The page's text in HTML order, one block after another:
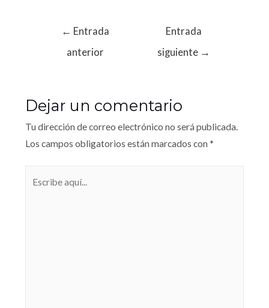
← Entrada
anterior
Entrada
siguiente →
Dejar un comentario
Tu dirección de correo electrónico no será publicada.
Los campos obligatorios están marcados con *